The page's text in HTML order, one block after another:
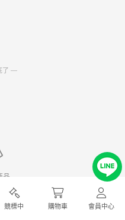
競標中 購物車 會員中心
了 —
品